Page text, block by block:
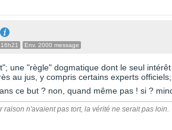
Env. 2000 message
une "règle" dogmatique dont le seul
au jus, y compris certains experts
ce but ? non, quand même pas ! si ?
raison n'avaient pas tort, la vérité ne serait pas loin.